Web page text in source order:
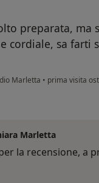
preparata, ma
cordiale, sa farti
Marletta • prima visita
Luca Perna
Marletta
la recensione, a